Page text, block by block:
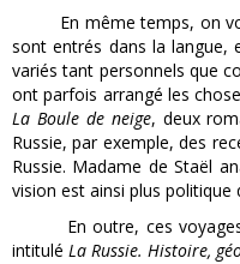
En même temps, on voit
sont entrés dans la langue,
variés tant personnels que
ont parfois arrangé les
La Boule de neige, deux
Russie, par exemple, des
Russie. Madame de Staël
vision est ainsi plus
En outre, ces voyages et
intitulé La Russie. Histoire,